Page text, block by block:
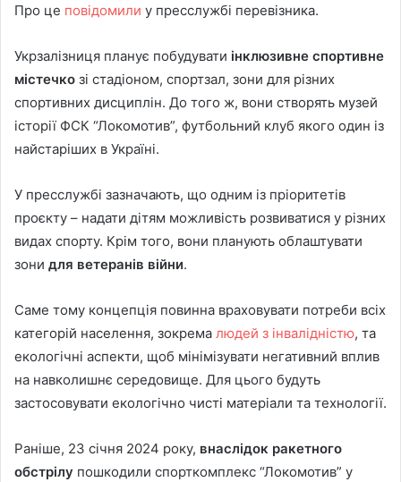
Про це повідомили у пресслужбі перевізника.
Укрзалізниця планує побудувати інклюзивне спортивне
містечко зі стадіоном, спортзал, зони для різних
спортивних дисциплін. До того ж, вони створять музей
історії ФСК “Локомотив”, футбольний клуб якого один із
найстаріших в Україні.
У пресслужбі зазначають, що одним із пріоритетів
проєкту – надати дітям можливість розвиватися у різних
видах спорту. Крім того, вони планують облаштувати
зони для ветеранів війни.
Саме тому концепція повинна враховувати потреби всіх
категорій населення, зокрема людей з інвалідністю, та
екологічні аспекти, щоб мінімізувати негативний вплив
на навколишнє середовище. Для цього будуть
застосовувати екологічно чисті матеріали та технології.
Раніше, 23 січня 2024 року, внаслідок ракетного
обстрілу пошкодили спорткомплекс “Локомотив” у